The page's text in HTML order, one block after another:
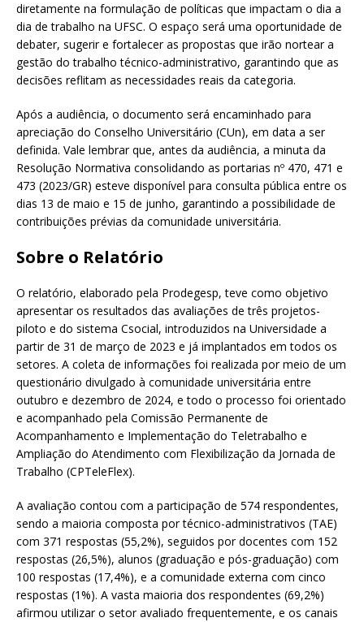
diretamente na formulação de políticas que impactam o dia a
dia de trabalho na UFSC. O espaço será uma oportunidade de
debater, sugerir e fortalecer as propostas que irão nortear a
gestão do trabalho técnico-administrativo, garantindo que as
decisões reflitam as necessidades reais da categoria.
Após a audiência, o documento será encaminhado para
apreciação do Conselho Universitário (CUn), em data a ser
definida. Vale lembrar que, antes da audiência, a minuta da
Resolução Normativa consolidando as portarias nº 470, 471 e
473 (2023/GR) esteve disponível para consulta pública entre os
dias 13 de maio e 15 de junho, garantindo a possibilidade de
contribuições prévias da comunidade universitária.
Sobre o Relatório
O relatório, elaborado pela Prodegesp, teve como objetivo
apresentar os resultados das avaliações de três projetos-
piloto e do sistema Csocial, introduzidos na Universidade a
partir de 31 de março de 2023 e já implantados em todos os
setores. A coleta de informações foi realizada por meio de um
questionário divulgado à comunidade universitária entre
outubro e dezembro de 2024, e todo o processo foi orientado
e acompanhado pela Comissão Permanente de
Acompanhamento e Implementação do Teletrabalho e
Ampliação do Atendimento com Flexibilização da Jornada de
Trabalho (CPTeleFlex).
A avaliação contou com a participação de 574 respondentes,
sendo a maioria composta por técnico-administrativos (TAE)
com 371 respostas (55,2%), seguidos por docentes com 152
respostas (26,5%), alunos (graduação e pós-graduação) com
100 respostas (17,4%), e a comunidade externa com cinco
respostas (1%). A vasta maioria dos respondentes (69,2%)
afirmou utilizar o setor avaliado frequentemente, e os canais